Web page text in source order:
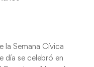
la Semana Cívica
día se celebró en